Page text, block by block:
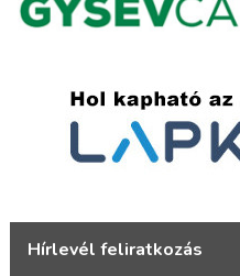
Hírlevél feliratkozás